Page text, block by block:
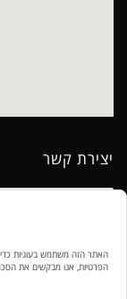
הפרטיות, אנו מבקשים את
יצירת קשר
שם